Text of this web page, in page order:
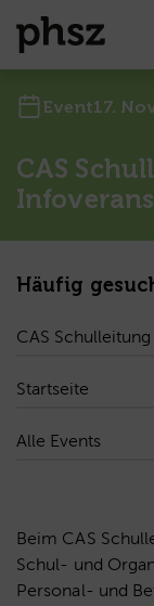
Event17.
CAS
Häufig
CAS Schulleitung
Startseite
Alle Events
Beim CAS
Schul- und
Personal- und